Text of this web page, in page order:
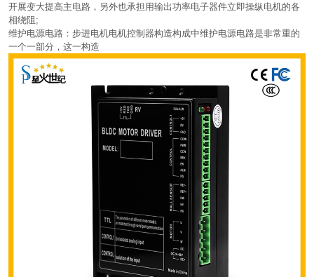
开展变大提高主电路，另外也承担用输出功率电子器件立即操纵电机的各
相绕阻;
维护电源电路：步进电机电机控制器构造构成中维护电源电路是非常重的
一个一部分，这一构造